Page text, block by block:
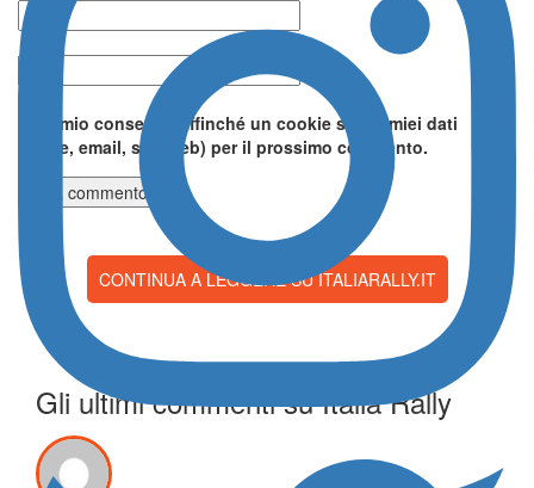
Email *
Do il mio consenso affinché un cookie salvi i miei dati
(nome, email, sito web) per il prossimo commento.
CONTINUA A LEGGERE SU ITALIARALLY.IT
Gli ultimi commenti su Italia Rally